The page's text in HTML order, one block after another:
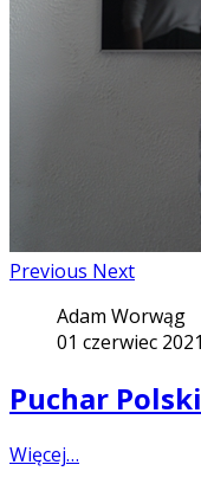
Previous Next
Adam Worwąg
01 czerwiec 2021
Puchar
Więcej…